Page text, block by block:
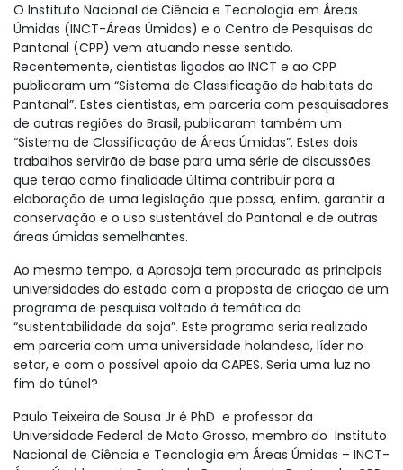
O Instituto Nacional de Ciência e Tecnologia em Áreas
Úmidas (INCT-Áreas Úmidas) e o Centro de Pesquisas do
Pantanal (CPP) vem atuando nesse sentido.
Recentemente, cientistas ligados ao INCT e ao CPP
publicaram um “Sistema de Classificação de habitats do
Pantanal”. Estes cientistas, em parceria com pesquisadores
de outras regiões do Brasil, publicaram também um
“Sistema de Classificação de Áreas Úmidas”. Estes dois
trabalhos servirão de base para uma série de discussões
que terão como finalidade última contribuir para a
elaboração de uma legislação que possa, enfim, garantir a
conservação e o uso sustentável do Pantanal e de outras
áreas úmidas semelhantes.
Ao mesmo tempo, a Aprosoja tem procurado as principais
universidades do estado com a proposta de criação de um
programa de pesquisa voltado à temática da
“sustentabilidade da soja”. Este programa seria realizado
em parceria com uma universidade holandesa, líder no
setor, e com o possível apoio da CAPES. Seria uma luz no
fim do túnel?
Paulo Teixeira de Sousa Jr é PhD e professor da
Universidade Federal de Mato Grosso, membro do Instituto
Nacional de Ciência e Tecnologia em Áreas Úmidas – INCT-